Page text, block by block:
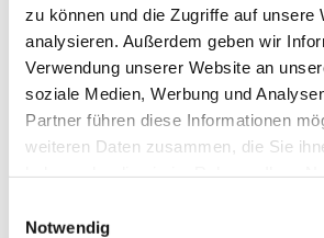
zu können und die Zugriffe auf unsere
analysieren. Außerdem geben wir
Verwendung unserer Website an
soziale Medien, Werbung und
Partner führen diese Informationen
weiteren Daten zusammen, die Sie
Notwendig